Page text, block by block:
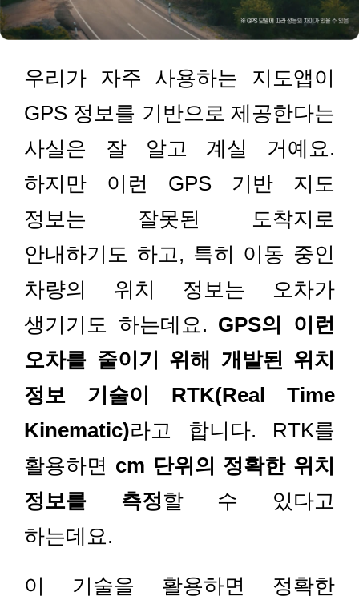
우리가 자주 사용하는 지도앱이
GPS 정보를 기반으로 제공한다는
사실은 잘 알고 계실 거예요.
하지만 이런 GPS 기반 지도
정보는 잘못된 도착지로
안내하기도 하고, 특히 이동 중인
차량의 위치 정보는 오차가
생기기도 하는데요. GPS의 이런
오차를 줄이기 위해 개발된 위치
정보 기술이 RTK(Real Time
Kinematic)라고 합니다. RTK를
활용하면 cm 단위의 정확한 위치
정보를 측정할 수 있다고
하는데요.
이 기술을 활용하면 정확한